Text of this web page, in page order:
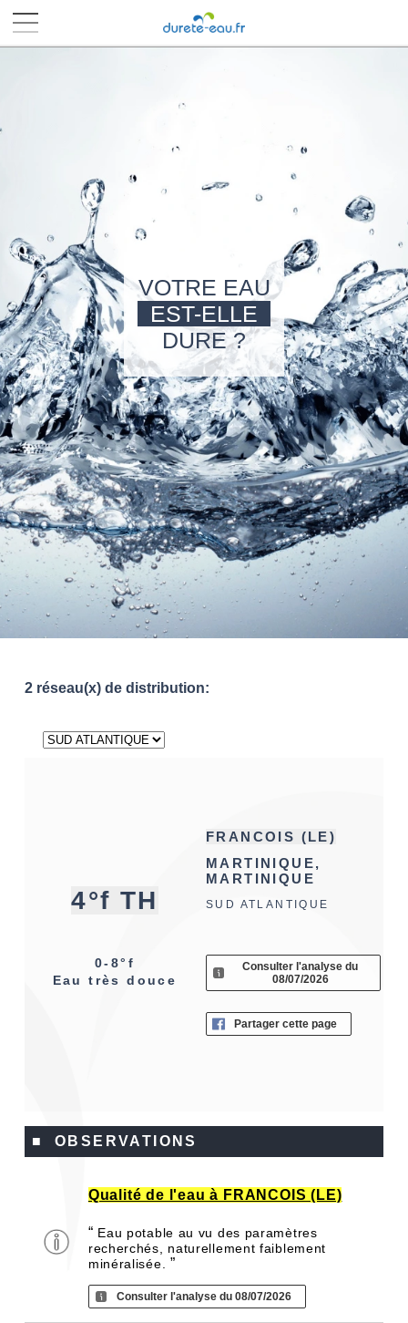
VOTRE EAU
EST-ELLE
DURE ?
2 réseau(x) de distribution:
4°f TH
0-8°f
Eau très douce
FRANCOIS (LE)
MARTINIQUE,
MARTINIQUE
SUD ATLANTIQUE
Consulter l'analyse du
08/07/2026
Partager cette page
■ OBSERVATIONS
Qualité de l'eau à FRANCOIS (LE)
“ Eau potable au vu des paramètres
recherchés, naturellement faiblement
minéralisée. ”
Consulter l'analyse du 08/07/2026